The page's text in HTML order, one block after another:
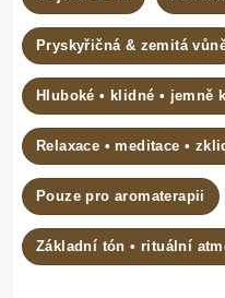
Pryskyřičná & zemitá
Hluboké • klidné • jemně
Relaxace • meditace •
Pouze pro aromaterapii
Základní tón • rituální